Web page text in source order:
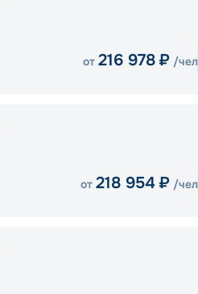
от 216 978 ₽ /чел
от 218 954 ₽ /чел